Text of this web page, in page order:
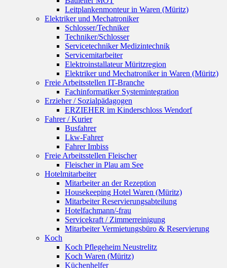
Leitplankenmonteur in Waren (Müritz)
Elektriker und Mechatroniker
Schlosser/Techniker
Techniker/Schlosser
Servicetechniker Medizintechnik
Servicemitarbeiter
Elektroinstallateur Müritzregion
Elektriker und Mechatroniker in Waren (Müritz)
Freie Arbeitsstellen IT-Branche
Fachinformatiker Systemintegration
Erzieher / Sozialpädagogen
ERZIEHER im Kinderschloss Wendorf
Fahrer / Kurier
Busfahrer
Lkw-Fahrer
Fahrer Imbiss
Freie Arbeitsstellen Fleischer
Fleischer in Plau am See
Hotelmitarbeiter
Mitarbeiter an der Rezeption
Housekeeping Hotel Waren (Müritz)
Mitarbeiter Reservierungsabteilung
Hotelfachmann/-frau
Servicekraft / Zimmerreinigung
Mitarbeiter Vermietungsbüro & Reservierung
Koch
Koch Pflegeheim Neustrelitz
Koch Waren (Müritz)
Küchenhelfer